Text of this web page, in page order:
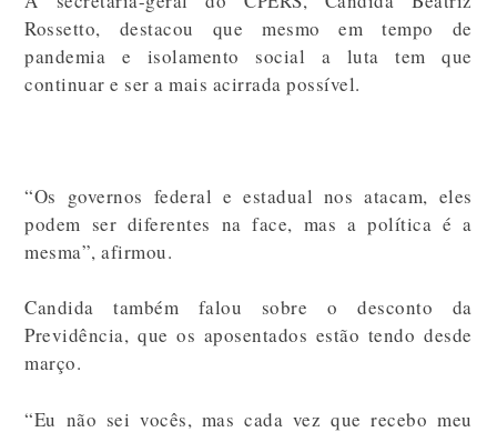
Rossetto, destacou que mesmo em tempo de
pandemia e isolamento social a luta tem que
continuar e ser a mais acirrada possível.
“Os governos federal e estadual nos atacam, eles
podem ser diferentes na face, mas a política é a
mesma”, afirmou.
Candida também falou sobre o desconto da
Previdência, que os aposentados estão tendo desde
março.
“Eu não sei vocês, mas cada vez que recebo meu